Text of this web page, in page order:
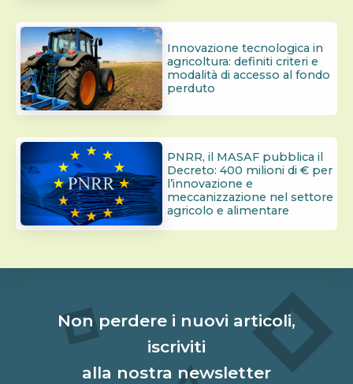
Innovazione tecnologica in
agricoltura: definiti criteri e
modalità di accesso al fondo
perduto
PNRR, il MASAF pubblica il
Decreto: 400 milioni di € per
l’innovazione e
meccanizzazione nel settore
agricolo e alimentare
Non perdere i nuovi articoli,
iscriviti
alla nostra newsletter